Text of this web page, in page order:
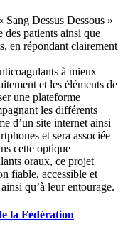
Dessus Dessous »
des patients ainsi que
en répondant clairement
à mieux
et les éléments de
une plateforme
les différents
d’un site internet ainsi
et sera associée
cette optique
oraux, ce projet
fiable, accessible et
qu’à leur entourage.
la Fédération